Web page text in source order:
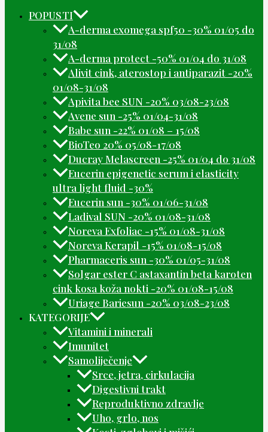
POPUSTI
A-derma exomega spf50 -30% 01/05 do
31/08
A-derma protect -50% 01/04 do 31/08
Alivit cink, aterostop i antiparazit -20%
01/08-31/08
Apivita bee SUN -20% 03/08-23/08
Avene sun -25% 01/04-31/08
Babe sun -22% 01/08 – 15/08
BioTeo 20% 05/08-17/08
Ducray Melascreen -25% 01/04 do 31/08
Eucerin epigenetic serum i elasticity
ultra light fluid -30%
Eucerin sun -30% 01/06-31/08
Ladival SUN -20% 01/08-31/08
Noreva Exfoliac -15% 01/08-31/08
Noreva Kerapil -15% 01/08-15/08
Pharmaceris sun -30% 01/05-31/08
Solgar ester C astaxantin beta karoten
cink kosa koža nokti -20% 01/08-15/08
Uriage Bariesun -20% 03/08-23/08
KATEGORIJE
Vitamini i minerali
Imunitet
Samoliječenje
Srce, jetra, cirkulacija
Digestivni trakt
Reproduktivno zdravlje
Uho, grlo, nos